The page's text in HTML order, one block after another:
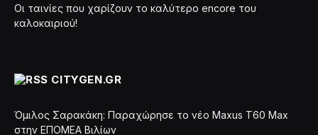
Οι ταινίες που χαρίζουν το καλύτερο encore του
καλοκαιριού!
CITYGEN.GR
Όμιλος Σαρακάκη: Παραχώρησε το νέο Maxus T60 Max
στην ΕΠΟΜΕΑ Βιλίων